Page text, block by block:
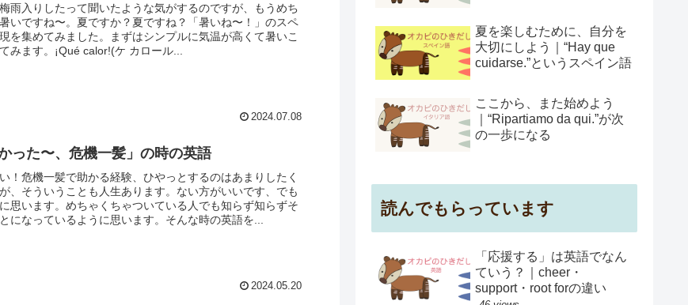
雨入りしたって聞いたような気がするのですが、もうめち
いですね〜。夏ですか？夏ですね？「暑いね〜！」のスペ
を集めてみました。まずはシンプルに気温が高くて暑いこ
みます。¡Qué calor!(ケ カロール...
2024.07.08
かった〜、危機一髪」の時の英語
！危機一髪で助かる経験、ひやっとするのはあまりしたく
、そういうことも人生あります。ない方がいいです、でも
思います。めちゃくちゃついている人でも知らず知らずそ
になっているように思います。そんな時の英語を...
2024.05.20
夏を楽しむために、自分を
大切にしよう｜“Hay que
cuidarse.”というスペイン語
ここから、また始めよう
｜“Ripartiamo da qui.”が次
の一歩になる
読んでもらっています
「応援する」は英語でなん
ていう？｜cheer・
support・root forの違い